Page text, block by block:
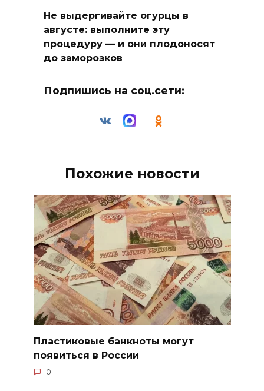
Не выдергивайте огурцы в
августе: выполните эту
процедуру — и они плодоносят
до заморозков
Подпишись на соц.сети:
Похожие новости
Пластиковые банкноты могут
появиться в России
0